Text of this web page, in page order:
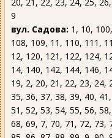
9
вул. Садова: 1, 10,
108, 109, 11, 110, 111,
12, 120, 121, 122, 124,
14, 140, 142, 144, 146,
19, 2, 20, 21, 22, 23, 24,
35, 36, 37, 38, 39, 40,
51, 52, 53, 54, 55, 56,
68, 69, 7, 70, 71, 72, 73,